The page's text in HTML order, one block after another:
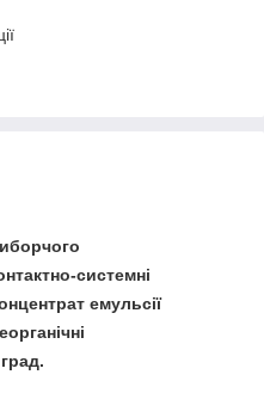
системні
емульсії